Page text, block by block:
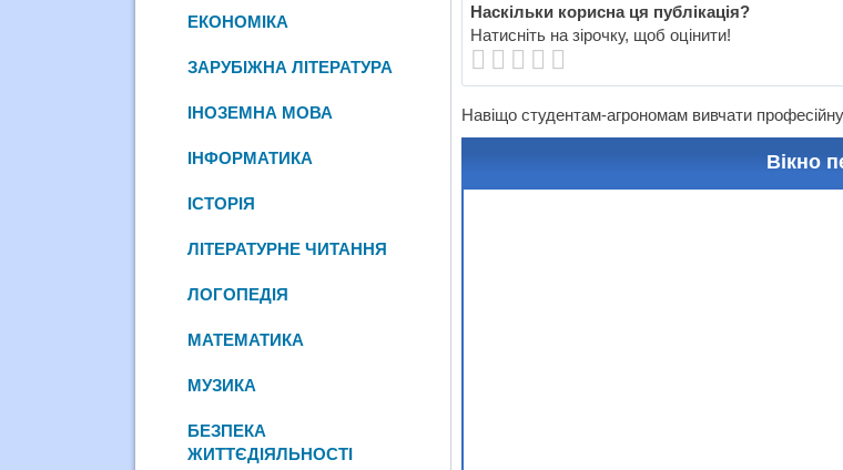
Наскільки корисна ця публікація?
Натисніть на зірочку, щоб оцінити!
Навіщо студентам-агрономам вивчати
Вікно
ЕКОНОМІКА
ЗАРУБІЖНА ЛІТЕРАТУРА
ІНОЗЕМНА МОВА
ІНФОРМАТИКА
ІСТОРІЯ
ЛІТЕРАТУРНЕ ЧИТАННЯ
ЛОГОПЕДІЯ
МАТЕМАТИКА
МУЗИКА
БЕЗПЕКА
ЖИТТЄДІЯЛЬНОСТІ